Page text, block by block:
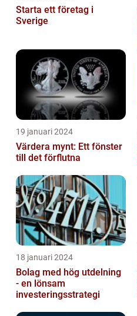
Starta ett företag i
Sverige
19 januari 2024
Värdera mynt: Ett fönster
till det förflutna
18 januari 2024
Bolag med hög utdelning
- en lönsam
investeringsstrategi